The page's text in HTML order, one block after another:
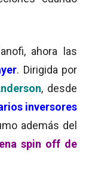
ahora las
. Dirigida por
, desde
inversores
además del
spin off de